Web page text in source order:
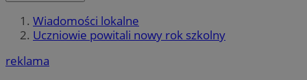
Wiadomości lokalne
Uczniowie powitali nowy rok szkolny
reklama